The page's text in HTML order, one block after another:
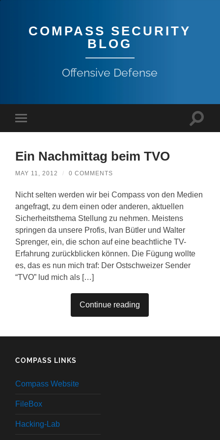
COMPASS SECURITY
BLOG
Offensive Defense
Ein Nachmittag beim TVO
MAY 11, 2012 / 0 COMMENTS
Nicht selten werden wir bei Compass von den Medien
angefragt, zu dem einen oder anderen, aktuellen
Sicherheitsthema Stellung zu nehmen. Meistens
springen da unsere Profis, Ivan Bütler und Walter
Sprenger, ein, die schon auf eine beachtliche TV-
Erfahrung zurückblicken können. Die Fügung wollte
es, das es nun mich traf: Der Ostschweizer Sender
“TVO” lud mich als […]
Continue reading
COMPASS LINKS
Compass Website
FileBox
Hacking-Lab